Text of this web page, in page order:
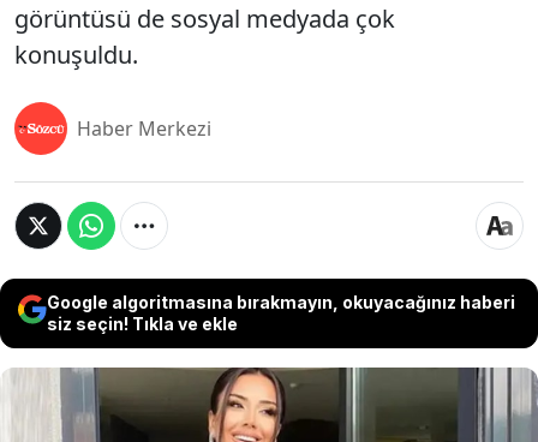
görüntüsü de sosyal medyada çok
konuşuldu.
Haber Merkezi
Google algoritmasına bırakmayın, okuyacağınız haberi
siz seçin! Tıkla ve ekle